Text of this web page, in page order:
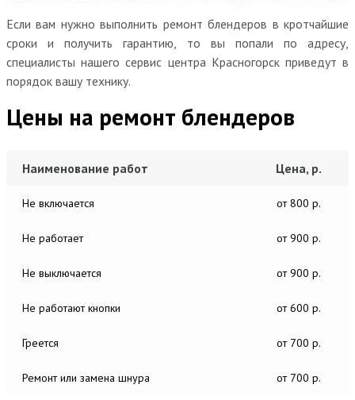
Если вам нужно выполнить ремонт блендеров в кротчайшие
сроки и получить гарантию, то вы попали по адресу,
специалисты нашего сервис центра Красногорск приведут в
порядок вашу технику.
Цены на ремонт блендеров
Наименование работ Цена, р.
Не включается от 800 р.
Не работает от 900 р.
Не выключается от 900 р.
Не работают кнопки от 600 р.
Греется от 700 р.
Ремонт или замена шнура от 700 р.